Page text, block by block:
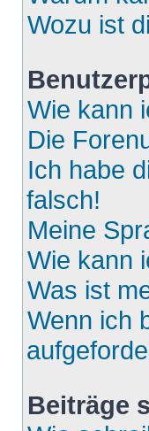
Wozu ist
Wie kann
Die
Ich habe
falsch!
Meine
Wie kann
Was ist
Wenn ich
Beiträge